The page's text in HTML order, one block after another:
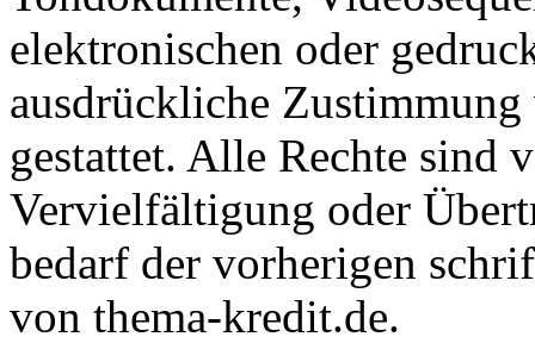
elektronischen oder
ausdrückliche
gestattet. Alle Rechte sind
Vervielfältigung oder
bedarf der vorherigen
von thema-kredit.de.